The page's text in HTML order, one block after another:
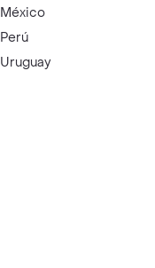
México
Perú
Uruguay